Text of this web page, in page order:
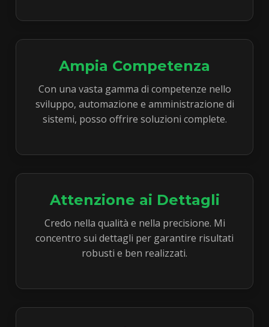
Ampia Competenza
Con una vasta gamma di competenze nello
sviluppo, automazione e amministrazione di
sistemi, posso offrire soluzioni complete.
Attenzione ai Dettagli
Credo nella qualità e nella precisione. Mi
concentro sui dettagli per garantire risultati
robusti e ben realizzati.